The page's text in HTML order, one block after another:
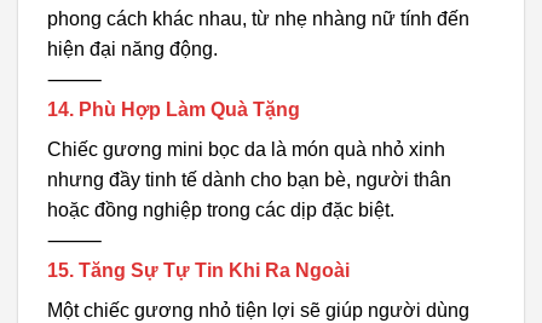
phong cách khác nhau, từ nhẹ nhàng nữ tính đến
hiện đại năng động.
⸻
14. Phù Hợp Làm Quà Tặng
Chiếc gương mini bọc da là món quà nhỏ xinh
nhưng đầy tinh tế dành cho bạn bè, người thân
hoặc đồng nghiệp trong các dịp đặc biệt.
⸻
15. Tăng Sự Tự Tin Khi Ra Ngoài
Một chiếc gương nhỏ tiện lợi sẽ giúp người dùng